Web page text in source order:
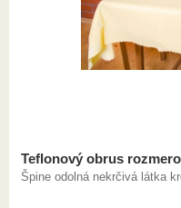
Teflonový obrus
Špine odolná nekrčivá látka